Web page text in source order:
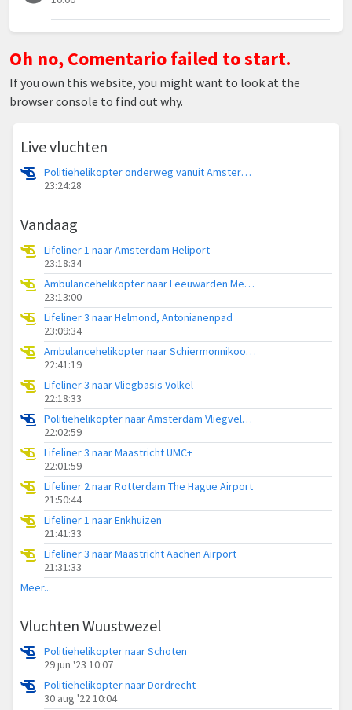
Oh no, Comentario failed to start.
If you own this website, you might want to look at the
browser console to find out why.
Live vluchten
Politiehelikopter onderweg vanuit Amsterdam Vliegveld Schiphol
23:24:28
Vandaag
Lifeliner 1 naar Amsterdam Heliport
23:18:34
Ambulancehelikopter naar Leeuwarden Medical Center Heliport
23:13:00
Lifeliner 3 naar Helmond, Antonianenpad
23:09:34
Ambulancehelikopter naar Schiermonnikoog Heliport
22:41:19
Lifeliner 3 naar Vliegbasis Volkel
22:18:33
Politiehelikopter naar Amsterdam Vliegveld Schiphol
22:02:59
Lifeliner 3 naar Maastricht UMC+
22:01:59
Lifeliner 2 naar Rotterdam The Hague Airport
21:50:44
Lifeliner 1 naar Enkhuizen
21:41:33
Lifeliner 3 naar Maastricht Aachen Airport
21:31:33
Meer...
Vluchten Wuustwezel
Politiehelikopter naar Schoten
29 jun '23 10:07
Politiehelikopter naar Dordrecht
30 aug '22 10:04